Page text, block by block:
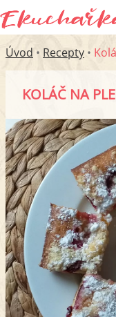
Úvod • Recepty •
KOLÁČ NA